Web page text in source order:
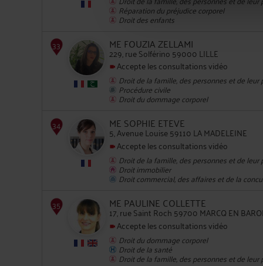
Réparation du préjudice corporel
Droit des enfants
ME FOUZIA ZELLAMI
229, rue Solférino 59000 LILLE
Accepte les consultations vidéo
Droit de la famille, des personnes et de
Procédure civile
Droit du dommage corporel
ME SOPHIE ETEVE
5, Avenue Louise 59110 LA MADELEINE
Accepte les consultations vidéo
Droit de la famille, des personnes et de
Droit immobilier
Droit commercial, des affaires et de la
ME PAULINE COLLETTE
17, rue Saint Roch 59700 MARCQ EN
Accepte les consultations vidéo
Droit du dommage corporel
Droit de la santé
Droit de la famille, des personnes et de